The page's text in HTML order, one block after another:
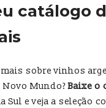
catálogo
mais sobre vinhos
Mundo?Baixe o
Sul e veja a seleção